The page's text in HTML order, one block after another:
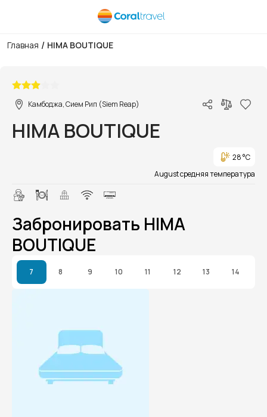
Главная / HIMA BOUTIQUE
Камбоджа, Сием Рип (Siem Reap)
HIMA BOUTIQUE
28 °C
August средняя температура
Забронировать HIMA
BOUTIQUE
7 8 9 10 11 12 13 14